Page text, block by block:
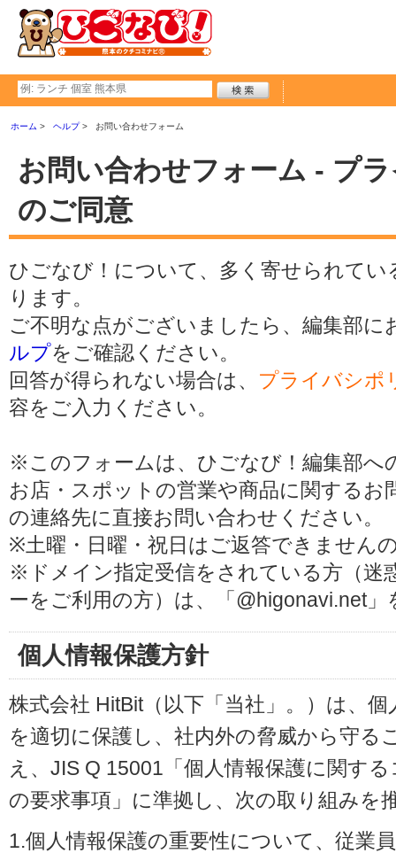
ホーム ヘルプ お問い合わせフォーム
お問い合わせフォーム - プ
のご同意
ひごなび！について、多く寄せられてい
ります。
ご不明な点がございましたら、編集部
ルプをご確認ください。
回答が得られない場合は、 プライバシポ
容をご入力ください。
※このフォームは、ひごなび！編集部へ
お店・スポットの営業や商品に関する
の連絡先に直接お問い合わせください。
※土曜・日曜・祝日はご返答できません
※ドメイン指定受信をされている方（迷
ーをご利用の方）は、「@higonavi.net
個人情報保護方針
株式会社 HitBit（以下「当社」。）は、
を適切に保護し、社内外の脅威から守る
え、JIS Q 15001「個人情報保護に関す
の要求事項」に準拠し、次の取り組みを
1.個人情報保護の重要性について、従業